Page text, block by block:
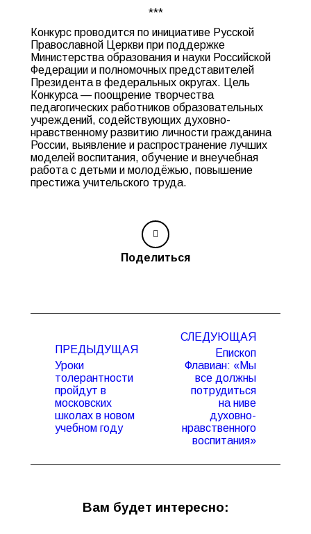
***
Конкурс проводится по инициативе Русской
Православной Церкви при поддержке
Министерства образования и науки Российской
Федерации и полномочных представителей
Президента в федеральных округах. Цель
Конкурса — поощрение творчества
педагогических работников образовательных
учреждений, содействующих духовно-
нравственному развитию личности гражданина
России, выявление и распространение лучших
моделей воспитания, обучение и внеучебная
работа с детьми и молодёжью, повышение
престижа учительского труда.
Поделиться
записям
ПРЕДЫДУЩАЯ
Предыдущая
запись:
Уроки
толерантности
пройдут в
московских
школах в новом
учебном году
СЛЕДУЮЩАЯ
Следующая
Епископ
Флавиан: «Мы
все должны
потрудиться
на ниве
духовно-
нравственного
воспитания»
Вам будет интересно: